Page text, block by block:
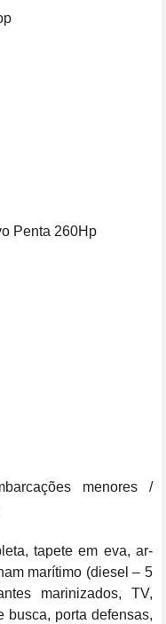
36 Hard Top
01 + 13
Penta 260Hp
Prop
menores /
tapete em eva, ar-
marítimo (diesel – 5
marinizados, TV,
busca, porta defensas,